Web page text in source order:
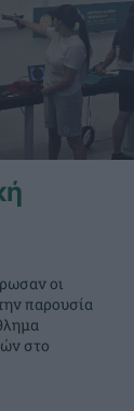
οι
παρουσία
στο